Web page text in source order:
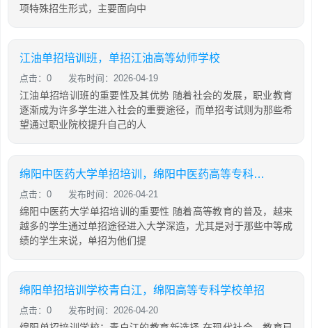
项特殊招生形式，主要面向中
江油单招培训班，单招江油高等幼师学校
点击：0 发布时间：2026-04-19
江油单招培训班的重要性及其优势 随着社会的发展，职业教育
逐渐成为许多学生进入社会的重要途径，而单招考试则为那些希
望通过职业院校提升自己的人
绵阳中医药大学单招培训，绵阳中医药高等专科学校2021年单招分数线
点击：0 发布时间：2026-04-21
绵阳中医药大学单招培训的重要性 随着高等教育的普及，越来
越多的学生通过单招途径进入大学深造，尤其是对于那些中等成
绩的学生来说，单招为他们提
绵阳单招培训学校青白江，绵阳高等专科学校单招
点击：0 发布时间：2026-04-20